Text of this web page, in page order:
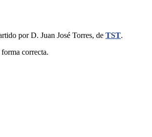
por D. Juan José Torres, de TST.
correcta.